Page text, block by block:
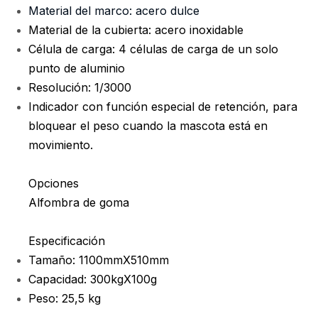
Material del marco: acero dulce
Material de la cubierta: acero inoxidable
Célula de carga: 4 células de carga de un solo
punto de aluminio
Resolución: 1/3000
Indicador con función especial de retención, para
bloquear el peso cuando la mascota está en
movimiento.
Opciones
Alfombra de goma
Especificación
Tamaño: 1100mmX510mm
Capacidad: 300kgX100g
Peso: 25,5 kg